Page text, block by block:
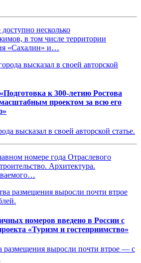
несколько
в том числе территории
«Сахалин» и…
к 300-летию Ростова
проектом за всю его
высказал в своей авторской статье.
номере года Отраслевого
Архитектура.
номеров введено в России с
«Туризм и гостеприимство»
размещения выросли почти втрое — с